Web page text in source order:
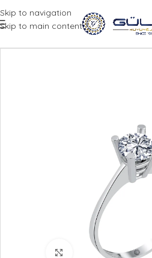
Skip to navigation
Skip to main content
Büyütmek için tıklayın